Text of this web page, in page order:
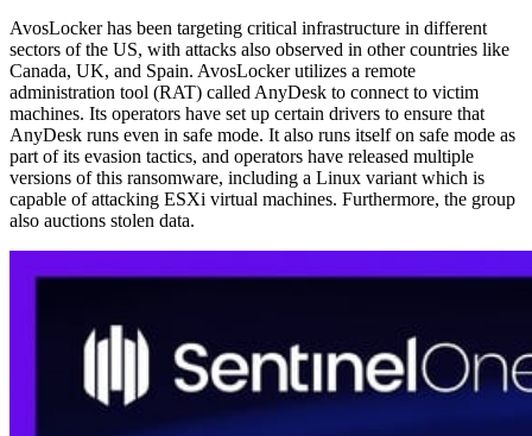
AvosLocker has been targeting critical infrastructure in different
sectors of the US, with attacks also observed in other countries like
Canada, UK, and Spain. AvosLocker utilizes a remote
administration tool (RAT) called AnyDesk to connect to victim
machines. Its operators have set up certain drivers to ensure that
AnyDesk runs even in safe mode. It also runs itself on safe mode as
part of its evasion tactics, and operators have released multiple
versions of this ransomware, including a Linux variant which is
capable of attacking ESXi virtual machines. Furthermore, the group
also auctions stolen data.